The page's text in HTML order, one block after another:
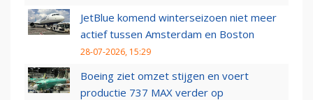
JetBlue komend winterseizoen niet meer
actief tussen Amsterdam en Boston
28-07-2026, 15:29
Boeing ziet omzet stijgen en voert
productie 737 MAX verder op